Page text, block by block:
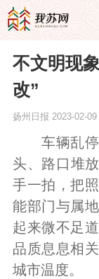
不文明现
改”
扬州日报 2023-02-
车辆乱停
头、路口堆
手一拍，把
能部门与属
起来微不足
品质息息相
城市温度。